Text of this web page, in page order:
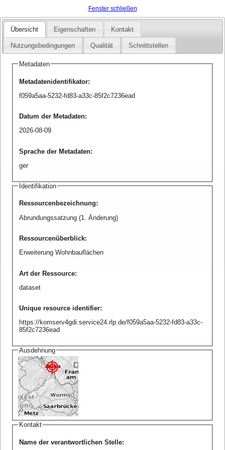
Fenster schließen
Übersicht Eigenschaften Kontakt
Nutzungsbedingungen Qualität Schnittstellen
Metadaten
Metadatenidentifikator:
f059a5aa-5232-fd83-a33c-85f2c7236ead
Datum der Metadaten:
2026-08-09
Sprache der Metadaten:
ger
Identifikation
Ressourcenbezeichnung:
Abrundungssatzung (1. Änderung)
Ressourcenüberblick:
Erweiterung Wohnbauflächen
Art der Ressource:
dataset
Unique resource identifier:
https://komserv4gdi.service24.rlp.de/f059a5aa-5232-fd83-a33c-
85f2c7236ead
Ausdehnung
Kontakt
Name der verantwortlichen Stelle: